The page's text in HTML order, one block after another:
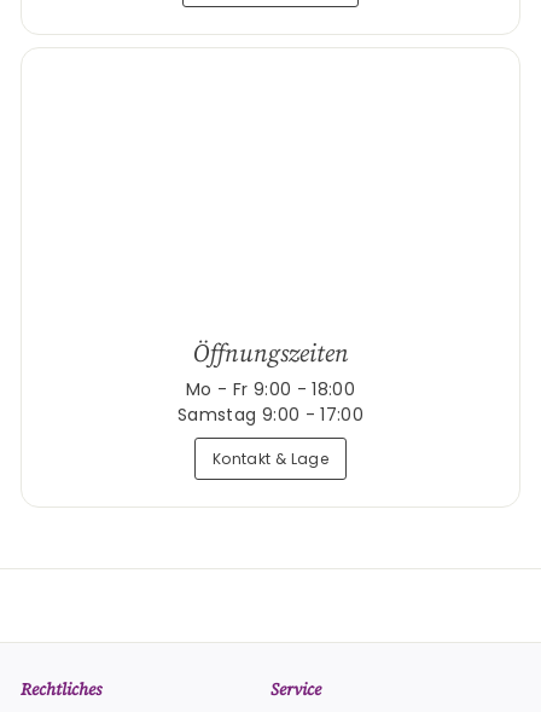
Öffnungszeiten
Mo - Fr 9:00 - 18:00
Samstag 9:00 - 17:00
Kontakt & Lage
Rechtliches Service